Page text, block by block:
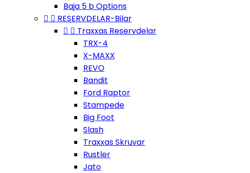
Baja 5 b Options
  RESERVDELAR-Bilar
  Traxxas Reservdelar
TRX-4
X-MAXX
REVO
Bandit
Ford Raptor
Stampede
Big Foot
Slash
Traxxas Skruvar
Rustler
Jato